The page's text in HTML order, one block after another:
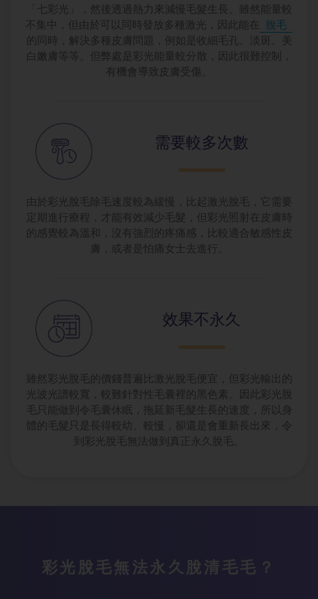
「七彩光」，然後透過熱力來減慢毛髮生長。雖然能量較
不集中，但由於可以同時發放多種激光，因此能在
脫毛
的同時，解決多種皮膚問題，例如是收細毛孔、淡斑、美
白嫩膚等等。但弊處是彩光能量較分散，因此很難控制，
有機會導致皮膚受傷。
需要較多次數
由於彩光脫毛除毛速度較為緩慢，比起激光脫毛，它需要
定期進行療程，才能有效減少毛髮，但彩光照射在皮膚時
的感覺較為溫和，沒有強烈的疼痛感，比較適合敏感性皮
膚，或者是怕痛女士去進行。
效果不永久
雖然彩光脫毛的價錢普遍比激光脫毛便宜，但彩光輸出的
光波光譜較寬，較難針對性毛囊裡的黑色素。因此彩光脫
毛只能做到令毛囊休眠，拖延新毛髮生長的速度，所以身
體的毛髮只是長得較幼、較慢，卻還是會重新長出來，令
到彩光脫毛無法做到真正永久脫毛。
彩光脫毛無法永久脫清毛毛？